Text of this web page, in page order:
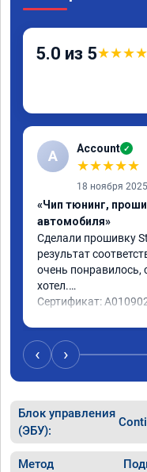
5.0 из 5★★★★
A Account ✓
★★★★★
18 ноября 2025
«Чип тюнинг,
автомобиля»
Сделали прошивку
результат
очень понравилось,
хотел.
Сертификат:
‹ ›
Блок управления
(ЭБУ):
Метод